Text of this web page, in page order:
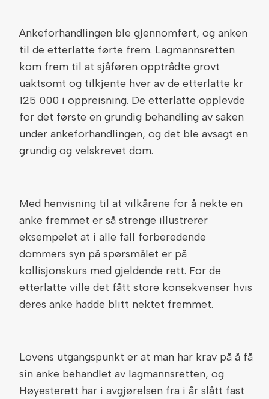
Ankeforhandlingen ble gjennomført, og anken
til de etterlatte førte frem. Lagmannsretten
kom frem til at sjåføren opptrådte grovt
uaktsomt og tilkjente hver av de etterlatte kr
125 000 i oppreisning. De etterlatte opplevde
for det første en grundig behandling av saken
under ankeforhandlingen, og det ble avsagt en
grundig og velskrevet dom.
Med henvisning til at vilkårene for å nekte en
anke fremmet er så strenge illustrerer
eksempelet at i alle fall forberedende
dommers syn på spørsmålet er på
kollisjonskurs med gjeldende rett. For de
etterlatte ville det fått store konsekvenser hvis
deres anke hadde blitt nektet fremmet.
Lovens utgangspunkt er at man har krav på å få
sin anke behandlet av lagmannsretten, og
Høyesterett har i avgjørelsen fra i år slått fast